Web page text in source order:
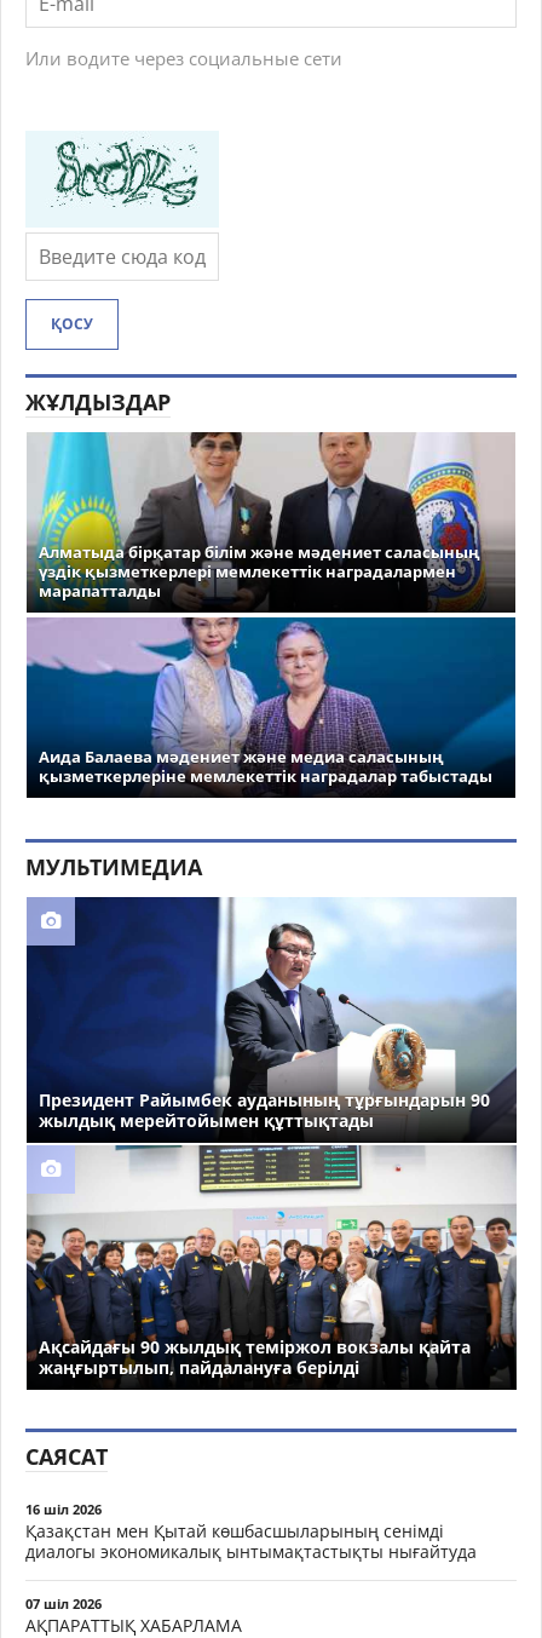
Или водите через социальные сети
ҚОСУ
ЖҰЛДЫЗДАР
Алматыда бірқатар білім және мәдениет саласының
үздік қызметкерлері мемлекеттік наградалармен
марапатталды
Аида Балаева мәдениет және медиа саласының
қызметкерлеріне мемлекеттік наградалар табыстады
МУЛЬТИМЕДИА
Президент Райымбек ауданының тұрғындарын 90
жылдық мерейтойымен құттықтады
Ақсайдағы 90 жылдық теміржол вокзалы қайта
жаңғыртылып, пайдалануға берілді
САЯСАТ
16 шіл 2026
Қазақстан мен Қытай көшбасшыларының сенімді
диалогы экономикалық ынтымақтастықты нығайтуда
07 шіл 2026
АҚПАРАТТЫҚ ХАБАРЛАМА